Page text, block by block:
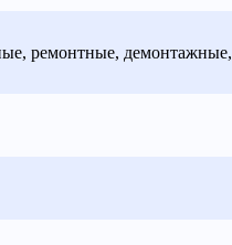
ремонтные, демонтажные,